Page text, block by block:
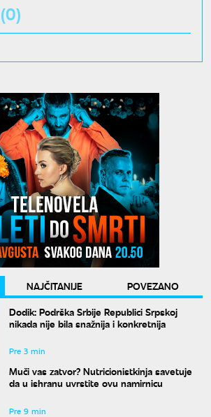
(0)
NAJČITANIJE
POVEZANO
Dodik: Podrška Srbije Republici Srpskoj
nikada nije bila snažnija i konkretnija
Pre 3 min
Muči vas zatvor? Nutricionistkinja savetuje
da u ishranu uvrstite ovu namirnicu
Pre 9 min